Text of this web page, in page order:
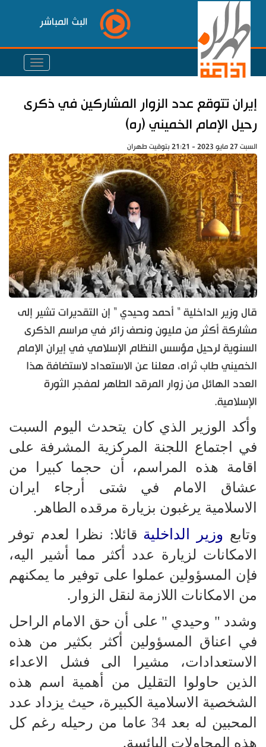
البث المباشر
إيران تتوقع عدد الزوار المشاركين في ذكرى
رحيل الإمام الخميني (ره)
السبت 27 مايو 2023 - 21:21 بتوقيت طهران
قال وزير الداخلية " أحمد وحيدي " إن التقديرات تشير إلى
مشاركة أكثر من مليون ونصف زائر في مراسم الذكرى
السنوية لرحيل مؤسس النظام الإسلامي في إيران الإمام
الخميني طاب ثراه، معلنا عن الاستعداد لاستضافة هذا
العدد الهائل من زوار المرقد الطاهر لمفجر الثورة
الإسلامية.
وأكد الوزير الذي كان يتحدث اليوم السبت
في اجتماع اللجنة المركزية المشرفة على
اقامة هذه المراسم، أن حجما كبيرا من
عشاق الامام في شتى أرجاء ايران
الاسلامية يرغبون بزيارة مرقده الطاهر.
وتابع وزير الداخلية قائلا: نظرا لعدم توفر
الامكانات لزيارة عدد أكثر مما أشير اليه،
فإن المسؤولين عملوا على توفير ما يمكنهم
من الامكانات اللازمة لنقل الزوار.
وشدد " وحيدي " على أن حق الامام الراحل
في اعناق المسؤولين أكثر بكثير من هذه
الاستعدادات، مشيرا الى فشل الاعداء
الذين حاولوا التقليل من أهمية اسم هذه
الشخصية الاسلامية الكبيرة، حيث يزداد عدد
المحبين له بعد 34 عاما من رحيله رغم كل
هذه المحاولات اليائسة.